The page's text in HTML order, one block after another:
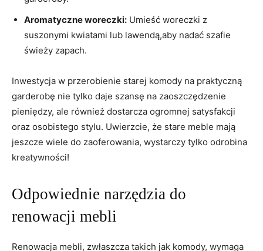
Aromatyczne woreczki: Umieść woreczki z
suszonymi kwiatami lub lawendą,aby nadać szafie
świeży zapach.
Inwestycja w przerobienie starej komody na praktyczną
garderobę nie tylko daje szansę na zaoszczędzenie
pieniędzy, ale również dostarcza ogromnej satysfakcji
oraz osobistego stylu. Uwierzcie, że stare meble mają
jeszcze wiele do zaoferowania, wystarczy tylko odrobina
kreatywności!
Odpowiednie narzędzia do
renowacji mebli
Renowacja mebli, zwłaszcza takich jak komody, wymaga